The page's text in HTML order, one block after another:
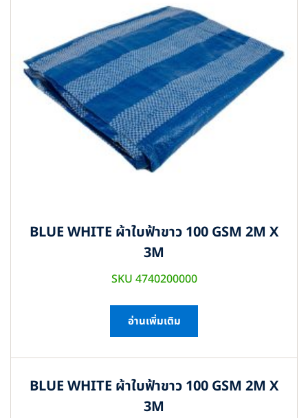
BLUE WHITE ผ้าใบฟ้าขาว 100 GSM 2M X
3M
SKU 4740200000
อ่านเพิ่มเติม
BLUE WHITE ผ้าใบฟ้าขาว 100 GSM 2M X
3M